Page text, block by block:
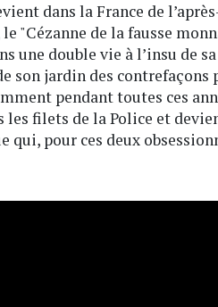
dans la France de
"Cézanne de la fausse
une double vie à l’insu de
son jardin des contrefaçons
pendant toutes ces
filets de la Police et
qui, pour ces deux